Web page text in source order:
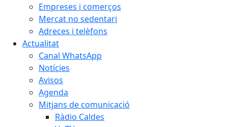
Empreses i comerços
Mercat no sedentari
Adreces i telèfons
Actualitat
Canal WhatsApp
Notícies
Avisos
Agenda
Mitjans de comunicació
Ràdio Caldes